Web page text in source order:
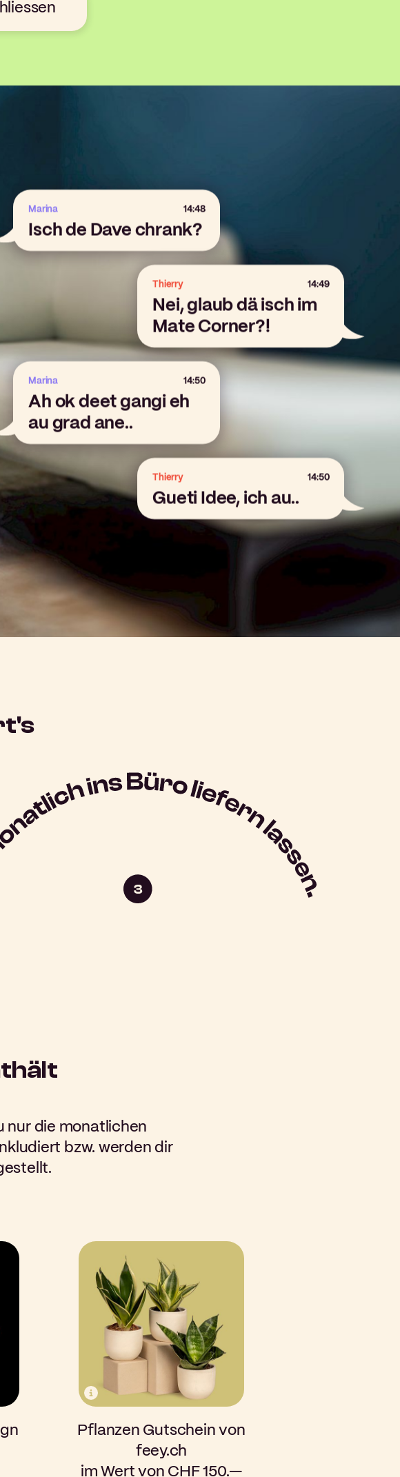
Marina 14:48
Isch de Dave chrank?
Thierry 14:49
Nei, glaub dä isch im
Mate Corner?!
Marina 14:50
Ah ok deet gangi eh
au grad ane..
Thierry 14:50
Gueti Idee, ich au..
nur die monatlichen
bzw. werden dir
Pflanzen Gutschein von
feey.ch
im Wert von CHF 150.—